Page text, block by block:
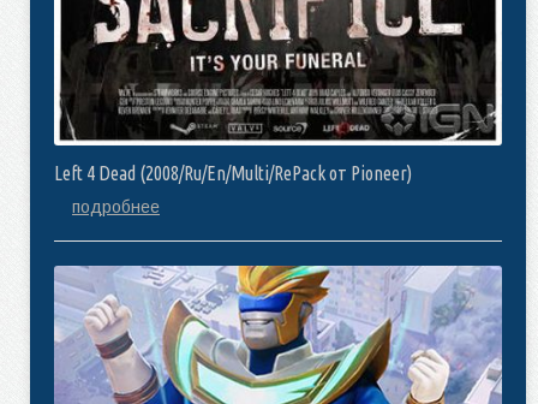
Left 4 Dead (2008/Ru/En/Multi/RePack от Pioneer)
подробнее